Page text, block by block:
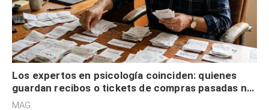
Los expertos en psicología coinciden: quienes
guardan recibos o tickets de compras pasadas no
son acumuladores, sino que tienen necesidad de
control
MAG.